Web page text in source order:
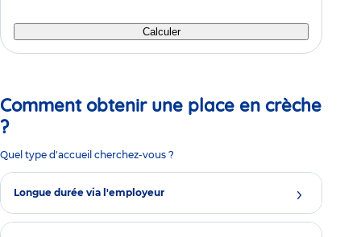
Calculer
Comment obtenir une place en crèche
?
Quel type d'accueil cherchez-vous ?
Longue durée via l'employeur